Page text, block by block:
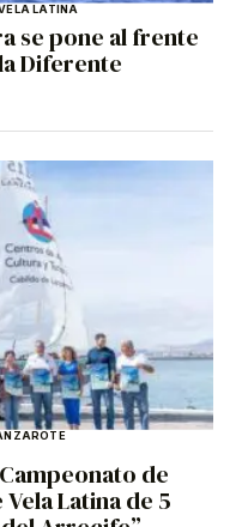
LATINA
se pone al frente
Diferente
de
Latina de 5